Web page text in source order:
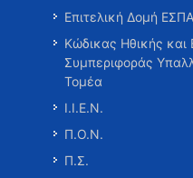
Επιτελική Δομή
Κώδικας Ηθικής και
Συμπεριφοράς
Τομέα
Ι.Ι.Ε.Ν.
Π.Ο.Ν.
Π.Σ.